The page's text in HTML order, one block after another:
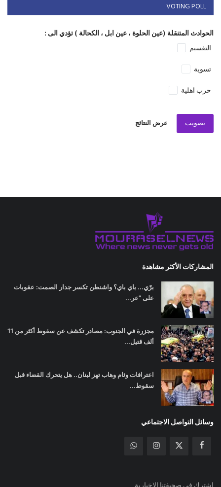
VOTING POLL
الحوادث المتنقلة (عين الحلوة ، عين ابل ، الكحالة ) تؤدي الى :
التقسيم
تسوية
حرب اهلية
تصويت عرض النتائج
المشاركات الأكثر مشاهدة
برّي... باي باي؟ واشنطن تكسر جدار الصمت: عقوبات
على "عر...
مجزرة في الجنوب: مصادر تكشف عن سقوط أكثر من 11
ألف قتيل...
اعترافات وئام وهاب تهز لبنان.. هل يتحرك القضاء قبل
سقوط...
وسائل التواصل الاجتماعي